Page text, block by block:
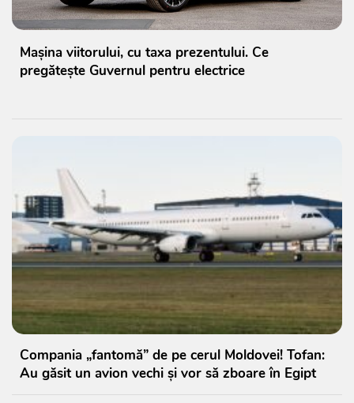
Mașina viitorului, cu taxa prezentului. Ce
pregătește Guvernul pentru electrice
Compania „fantomă” de pe cerul Moldovei! Tofan:
Au găsit un avion vechi și vor să zboare în Egipt